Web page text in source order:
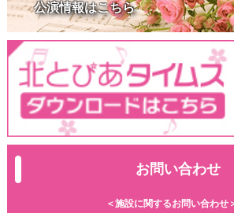
公演情報はこちら
お問い合わせ
＜施設に関するお問い合わせ